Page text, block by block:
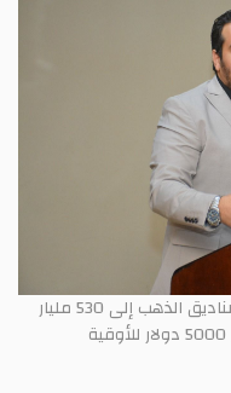
مليارات دولار تدفقات جديدة ترفع أصول صناديق الذهب إلى 530 مليار